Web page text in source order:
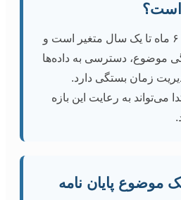
است؟
مدت زمان معمولاً بین ۶ ماه تا یک سال متغیر است و
موضوع، دسترسی به داده‌ها
زمان بستگی دارد.
می‌تواند به رعایت این بازه
موضوع پایان نامه